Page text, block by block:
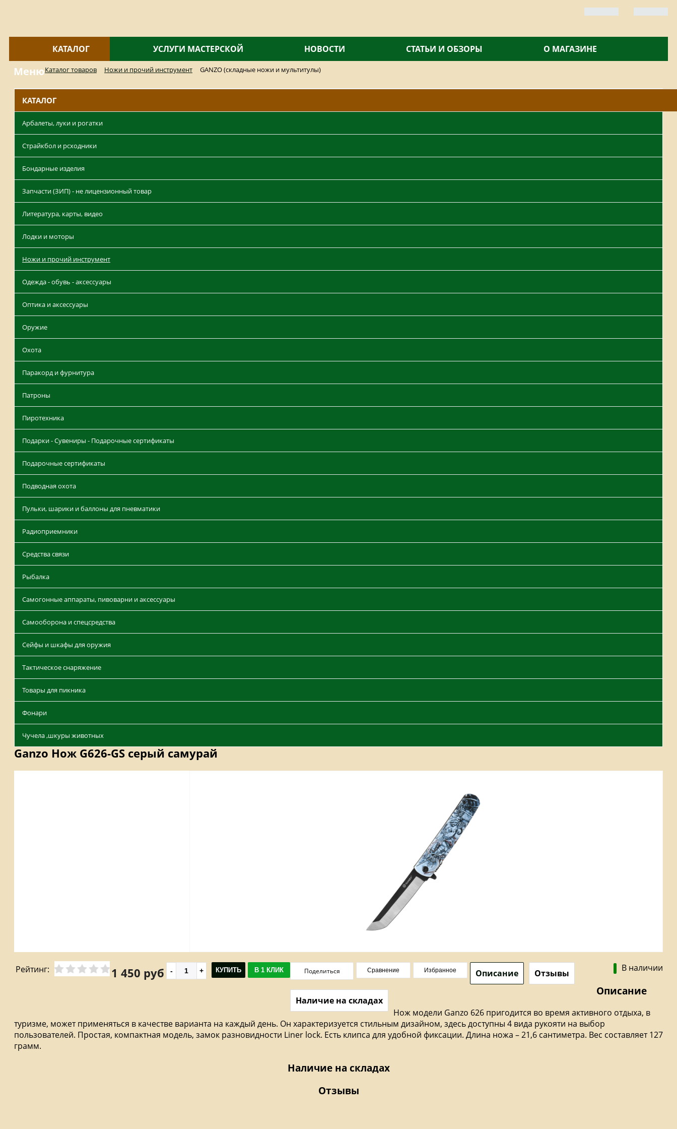
КАТАЛОГ УСЛУГИ МАСТЕРСКОЙ НОВОСТИ СТАТЬИ И ОБЗОРЫ О МАГАЗИНЕ
МенюКаталог товаров Ножи и прочий инструмент GANZO (складные ножи и мультитулы)
КАТАЛОГ
Арбалеты, луки и рогатки
Страйкбол и рсходники
Бондарные изделия
Запчасти (ЗИП) - не лицензионный товар
Литература, карты, видео
Лодки и моторы
Ножи и прочий инструмент
Одежда - обувь - аксессуары
Оптика и аксессуары
Оружие
Охота
Паракорд и фурнитура
Патроны
Пиротехника
Подарки - Сувениры - Подарочные сертификаты
Подарочные сертификаты
Подводная охота
Пульки, шарики и баллоны для пневматики
Радиоприемники
Средства связи
Рыбалка
Самогонные аппараты, пивоварни и аксессуары
Самооборона и спецсредства
Сейфы и шкафы для оружия
Тактическое снаряжение
Товары для пикника
Фонари
Чучела ,шкуры животных
Ganzo Нож G626-GS серый самурай
Описание Отзывы Наличие на складах
Рейтинг: В наличии
1 450 руб КУПИТЬ В 1 КЛИК Поделиться Сравнение Избранное Описание Отзывы
Наличие на складах
Описание
Нож модели Ganzo 626 пригодится во время активного отдыха, в
туризме, может применяться в качестве варианта на каждый день. Он характеризуется стильным дизайном, здесь доступны 4 вида рукояти на выбор
пользователей. Простая, компактная модель, замок разновидности Liner lock. Есть клипса для удобной фиксации. Длина ножа – 21,6 сантиметра. Вес составляет 127
грамм.
Наличие на складах
Отзывы